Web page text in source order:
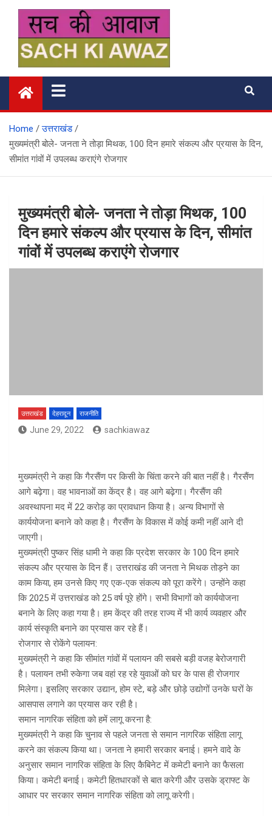
content
सच की आवाज
Home
उत्तराखंड
मुख्यमंत्री बोले- जनता ने तोड़ा मिथक, 100 दिन हमारे संकल्प और प्रयास के दिन,
सीमांत गांवों में उपलब्ध कराएंगे रोजगार
मुख्यमंत्री बोले- जनता ने तोड़ा मिथक, 100
दिन हमारे संकल्प और प्रयास के दिन, सीमांत
गांवों में उपलब्ध कराएंगे रोजगार
उत्तराखंड देहरादून राजनीति
June 29, 2022 sachkiawaz
मुख्यमंत्री ने कहा कि गैरसैंण पर किसी के चिंता करने की बात नहीं है। गैरसैंण
आगे बढ़ेगा। वह भावनाओं का केंद्र है। वह आगे बढ़ेगा। गैरसैंण की
अवस्थापना मद में 22 करोड़ का प्रावधान किया है। अन्य विभागों से
कार्ययोजना बनाने को कहा है। गैरसैंण के विकास में कोई कमी नहीं आने दी
जाएगी।
मुख्यमंत्री पुष्कर सिंह धामी ने कहा कि प्रदेश सरकार के 100 दिन हमारे
संकल्प और प्रयास के दिन हैं। उत्तराखंड की जनता ने मिथक तोड़ने का
काम किया, हम उनसे किए गए एक-एक संकल्प को पूरा करेंगे। उन्होंने कहा
कि 2025 में उत्तराखंड को 25 वर्ष पूरे होंगे। सभी विभागों को कार्ययोजना
बनाने के लिए कहा गया है। हम केंद्र की तरह राज्य में भी कार्य व्यवहार और
कार्य संस्कृति बनाने का प्रयास कर रहे हैं।
रोजगार से रोकेंगे पलायन:
मुख्यमंत्री ने कहा कि सीमांत गांवों में पलायन की सबसे बड़ी वजह बेरोजगारी
है। पलायन तभी रुकेगा जब वहां रह रहे युवाओं को घर के पास ही रोजगार
मिलेगा। इसलिए सरकार उद्यान, होम स्टे, बड़े और छोड़े उद्योगों उनके घरों के
आसपास लगाने का प्रयास कर रही है।
समान नागरिक संहिता को हमें लागू करना है:
मुख्यमंत्री ने कहा कि चुनाव से पहले जनता से समान नागरिक संहिता लागू
करने का संकल्प किया था। जनता ने हमारी सरकार बनाई। हमने वादे के
अनुसार समान नागरिक संहिता के लिए कैबिनेट में कमेटी बनाने का फैसला
किया। कमेटी बनाई। कमेटी हितधारकों से बात करेगी और उसके ड्राफ्ट के
आधार पर सरकार समान नागरिक संहिता को लागू करेगी।